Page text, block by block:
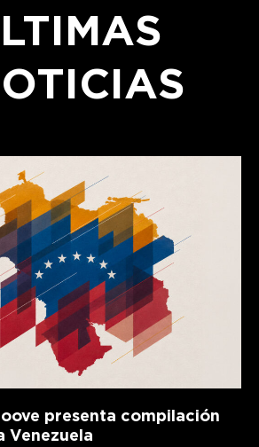
presenta compilación
Venezuela